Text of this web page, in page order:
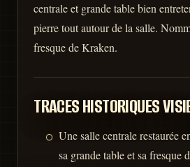
centrale et grande table bien
pierre tout autour de la salle.
fresque de Kraken.
TRACES HISTORIQUES
Une salle centrale restaurée
sa grande table et sa fresque